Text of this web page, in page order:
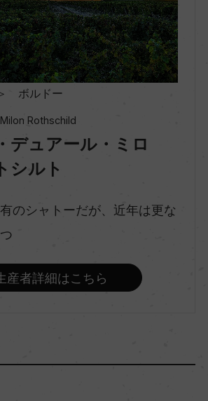
ボルドー
Rothschild
デュアール・ミロ
シルト
のシャトーだが、近年は更な
産者詳細はこちら